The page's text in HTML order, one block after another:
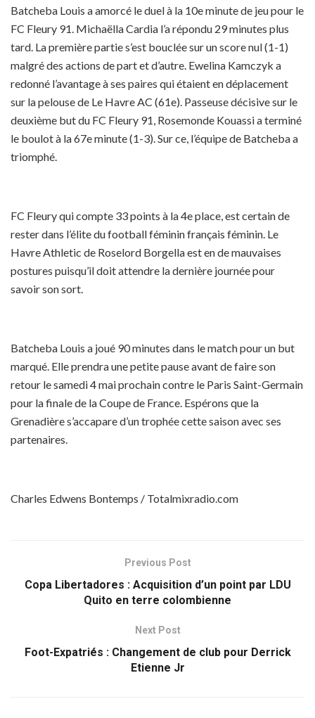
Batcheba Louis a amorcé le duel à la 10e minute de jeu pour le
FC Fleury 91. Michaëlla Cardia l’a répondu 29 minutes plus
tard. La première partie s’est bouclée sur un score nul (1-1)
malgré des actions de part et d’autre. Ewelina Kamczyk a
redonné l’avantage à ses paires qui étaient en déplacement
sur la pelouse de Le Havre AC (61e). Passeuse décisive sur le
deuxième but du FC Fleury 91, Rosemonde Kouassi a terminé
le boulot à la 67e minute (1-3). Sur ce, l’équipe de Batcheba a
triomphé.
FC Fleury qui compte 33 points à la 4e place, est certain de
rester dans l’élite du football féminin français féminin. Le
Havre Athletic de Roselord Borgella est en de mauvaises
postures puisqu’il doit attendre la dernière journée pour
savoir son sort.
Batcheba Louis a joué 90 minutes dans le match pour un but
marqué. Elle prendra une petite pause avant de faire son
retour le samedi 4 mai prochain contre le Paris Saint-Germain
pour la finale de la Coupe de France. Espérons que la
Grenadière s’accapare d’un trophée cette saison avec ses
partenaires.
Charles Edwens Bontemps / Totalmixradio.com
Previous Post
Copa Libertadores : Acquisition d’un point par LDU
Quito en terre colombienne
Next Post
Foot-Expatriés : Changement de club pour Derrick
Etienne Jr